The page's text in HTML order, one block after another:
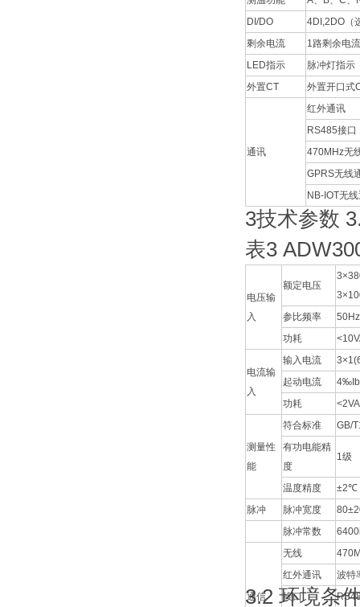
DI/DO
4DI,2DO（
剩余电流
1路剩余电
LED指示
脉冲灯指示
外置CT
外置开口式
通讯
红外通讯
RS485接口
470MHz无
GPRS无线
NB-IOT无
3技术参数
表3
电压输
入
额定电压
参比频率
50Hz
功耗
电流输
入
输入电流
起动电流
功耗
<2VA
测量性
能
符合标准
GB/
有功电能精
度
1级
温度精度
±2℃
脉冲
脉冲宽度
脉冲常数
通信
无线
红外通讯
波特
接口
3.2 环境条